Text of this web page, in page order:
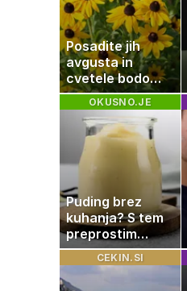
Posadite jih
avgusta in
cvetele bodo
vse do zime
OKUSNO.JE
Puding brez
kuhanja? S tem
preprostim
trikom bo
pripravljen v
nekaj minutah
CEKIN.SI